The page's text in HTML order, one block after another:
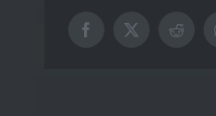
Facebook
X Reddit